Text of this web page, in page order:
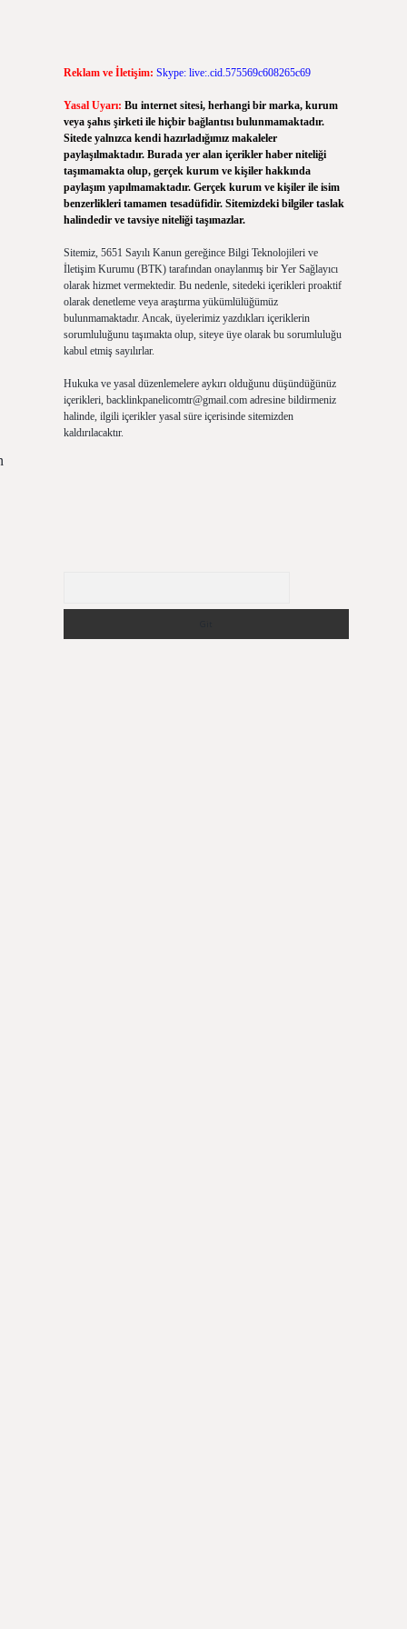
Reklam ve İletişim: Skype: live:.cid.575569c608265c69
Yasal Uyarı: Bu internet sitesi, herhangi bir marka, kurum
veya şahıs şirketi ile hiçbir bağlantısı bulunmamaktadır.
Sitede yalnızca kendi hazırladığımız makaleler
paylaşılmaktadır. Burada yer alan içerikler haber niteliği
taşımamakta olup, gerçek kurum ve kişiler hakkında
paylaşım yapılmamaktadır. Gerçek kurum ve kişiler ile isim
benzerlikleri tamamen tesadüfidir. Sitemizdeki bilgiler taslak
halindedir ve tavsiye niteliği taşımazlar.
Sitemiz, 5651 Sayılı Kanun gereğince Bilgi Teknolojileri ve
İletişim Kurumu (BTK) tarafından onaylanmış bir Yer Sağlayıcı
olarak hizmet vermektedir. Bu nedenle, sitedeki içerikleri proaktif
olarak denetleme veya araştırma yükümlülüğümüz
bulunmamaktadır. Ancak, üyelerimiz yazdıkları içeriklerin
sorumluluğunu taşımakta olup, siteye üye olarak bu sorumluluğu
kabul etmiş sayılırlar.
Hukuka ve yasal düzenlemelere aykırı olduğunu düşündüğünüz
içerikleri, backlinkpanelicomtr@gmail.comadresine bildirmeniz
halinde, ilgili içerikler yasal süre içerisinde sitemizden
kaldırılacaktır.